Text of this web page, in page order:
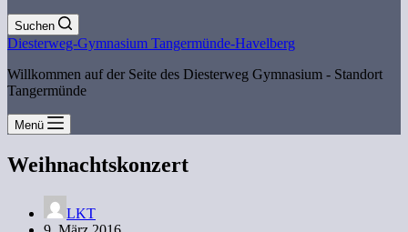
Suchen
Diesterweg-Gymnasium Tangermünde-Havelberg
Willkommen auf der Seite des Diesterweg Gymnasium - Standort
Tangermünde
Menü
Weihnachtskonzert
LKT